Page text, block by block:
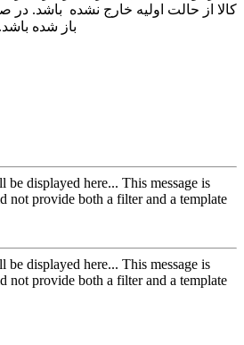
کالا از حالت اولیه خارج نشده باشد. در
باز شده باشد.
displayed here... This message is
not provide both a filter and a template
displayed here... This message is
not provide both a filter and a template